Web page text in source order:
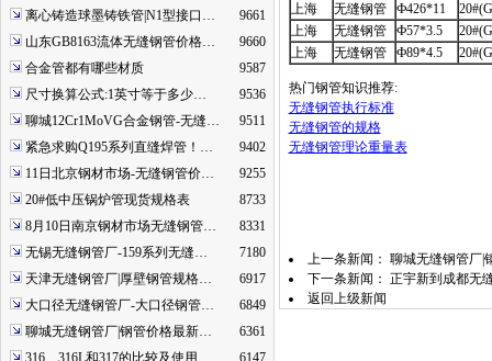
离心铸造球墨铸铁管|N1型接口…
9661
山东GB8163流体无缝钢管价格…
9660
合金管都有哪些材质
9587
尺寸换算公式:1英寸等于多少…
9536
聊城12Cr1MoVG合金钢管-无缝…
9511
紧急求购Q195系列直缝焊管！…
9402
11日北京钢材市场-无缝钢管价…
9255
20#低中压锅炉管现货规格表
8733
8月10日南京钢材市场无缝钢管…
8331
无锡无缝钢管厂-159系列无缝…
7180
天津无缝钢管厂|厚壁钢管规格…
6917
大口径无缝钢管厂-大口径钢管…
6849
聊城无缝钢管厂|钢管价格最新…
6361
316、316L和317的比较及使用…
6147
上海
无缝钢管 Ф426*11
上海
无缝钢管 Ф57*3.5
上海
无缝钢管 Ф89*4.5
热门钢管知识推荐:
无缝钢管执行标准
无缝钢管的规格
无缝钢管理论重量表
上一条新闻： 聊城无缝钢管厂|
下一条新闻： 正宇新到成都无
返回上级新闻